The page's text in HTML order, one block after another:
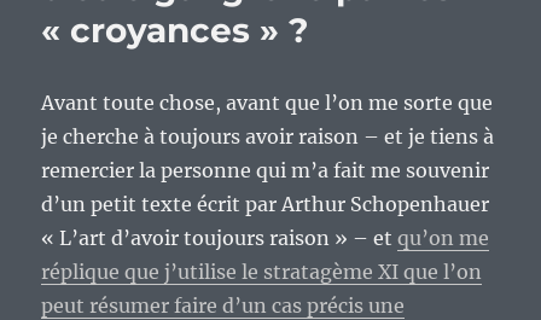
dans
monde
du
logiciel
« croyances » ?
Avant toute chose, avant que l’on me sorte que
je cherche à toujours avoir raison – et je tiens à
remercier la personne qui m’a fait me souvenir
d’un petit texte écrit par Arthur Schopenhauer
« L’art d’avoir toujours raison » – etqu’on me
réplique que j’utilise le stratagème XI que l’on
peut résumer faire d’un cas précis une